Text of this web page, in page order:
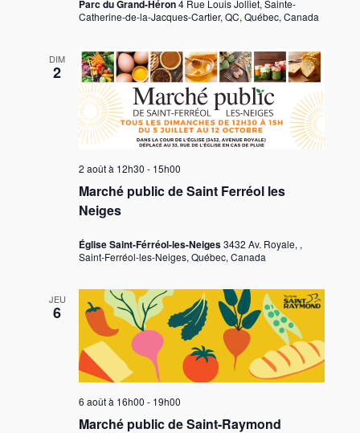
Parc du Grand-Héron4 Rue Louis Jolliet, Sainte-
Catherine-de-la-Jacques-Cartier, QC, Québec, Canada
DIM
2
Marché public de Saint Ferréol les
Neiges
2 août à 12h30 - 15h00
Église Saint-Férréol-les-Neiges3432 Av. Royale, ,
Saint-Ferréol-les-Neiges, Québec, Canada
JEU
6
Marché public de Saint-Raymond
6 août à 16h00 - 19h00